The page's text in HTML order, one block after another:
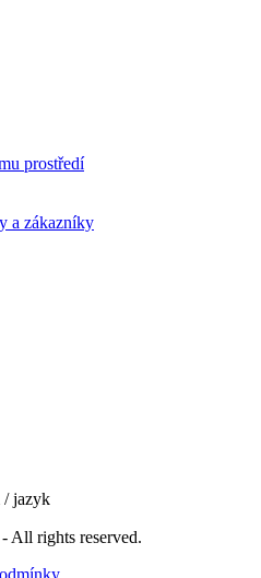
prostředí
a zákazníky
/ jazyk
- All rights reserved.